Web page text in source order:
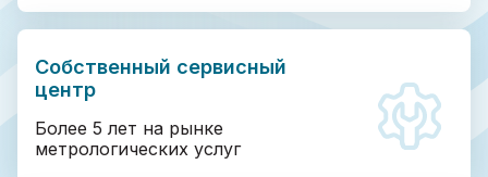
Собственный сервисный
центр
Более 5 лет на рынке
метрологических услуг